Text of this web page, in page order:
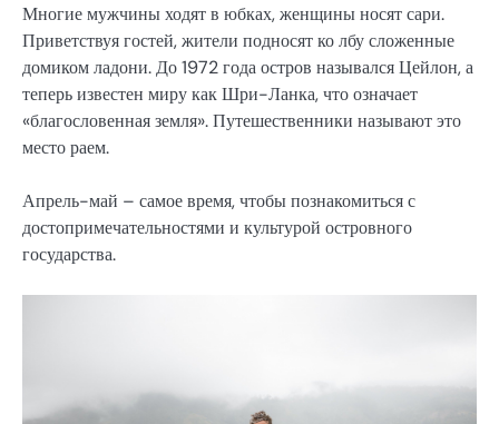
Многие мужчины ходят в юбках, женщины носят сари.
Приветствуя гостей, жители подносят ко лбу сложенные
домиком ладони. До 1972 года остров назывался Цейлон, а
теперь известен миру как Шри-Ланка, что означает
«благословенная земля». Путешественники называют это
место раем.
Апрель-май – самое время, чтобы познакомиться с
достопримечательностями и культурой островного
государства.